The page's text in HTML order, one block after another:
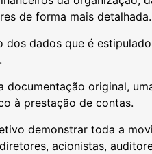
de forma mais detalhada.
dados que é
.
documentação original,
à prestação de contas.
demonstrar toda a
acionistas,